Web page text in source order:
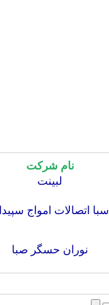
نام شرکت
لبینت
سبا اتصالات امواج
نوران حسگر صبا